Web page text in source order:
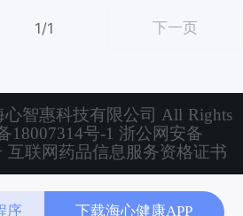
1/1 下一页
智惠科技有限公司 All Rights
18007314号-1 浙公网安备
互联网药品信息服务资格证书
序 下载海心健康APP